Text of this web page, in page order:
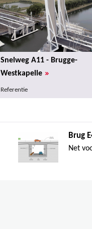
Snelweg A11 - Brugge-
Westkapelle »
Referentie
Brug
Net